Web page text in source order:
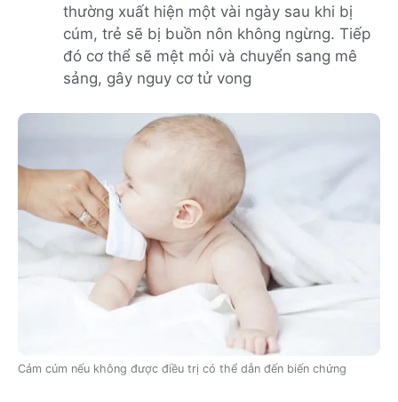
thường xuất hiện một vài ngày sau khi bị
cúm, trẻ sẽ bị buồn nôn không ngừng. Tiếp
đó cơ thể sẽ mệt mỏi và chuyển sang mê
sảng, gây nguy cơ tử vong
Cảm cúm nếu không được điều trị có thể dẫn đến biến chứng